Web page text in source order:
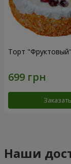
Торт "Фруктовый"
Заказать
Наши